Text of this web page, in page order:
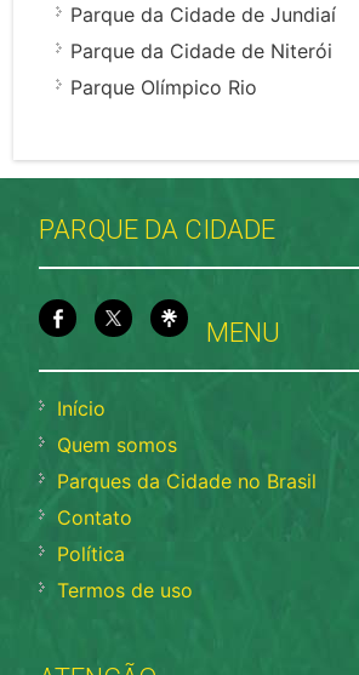
Parque da Cidade de Jundiaí
Parque da Cidade de Niterói
Parque Olímpico Rio
PARQUE DA CIDADE
MENU
Início
Quem somos
Parques da Cidade no Brasil
Contato
Política
Termos de uso